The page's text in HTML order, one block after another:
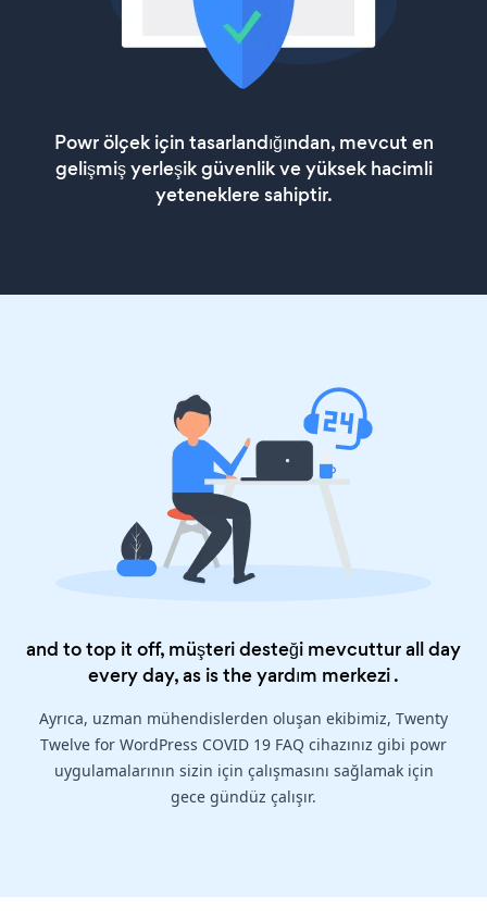
Powr ölçek için tasarlandığından, mevcut en
gelişmiş yerleşik güvenlik ve yüksek hacimli
yeteneklere sahiptir.
and to top it off, müşteri desteği mevcuttur all day
every day, as is theyardım merkezi.
Ayrıca, uzman mühendislerden oluşan ekibimiz, Twenty
Twelve for WordPress COVID 19 FAQ cihazınız gibi powr
uygulamalarının sizin için çalışmasını sağlamak için
gece gündüz çalışır.